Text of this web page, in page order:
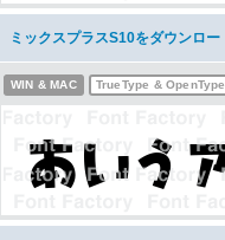
ミックスプラスS10をダウンロー
WIN & MAC TrueType & OpenType